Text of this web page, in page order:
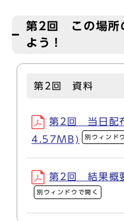
第2回 この場所
よう！
第2回 資料
第2回 当日配
4.57MB)
別ウィンド
第2回 結果概
別ウィンドウで開く